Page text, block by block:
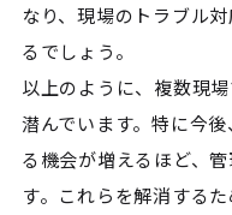
なり、現場のトラブル
るでしょう。
以上のように、複数現
潜んでいます。特に今
る機会が増えるほど、
す。これらを解消する